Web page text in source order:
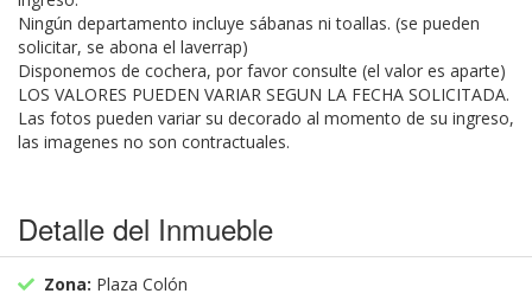
Ningún departamento incluye sábanas ni toallas. (se pueden
solicitar, se abona el laverrap)
Disponemos de cochera, por favor consulte (el valor es aparte)
LOS VALORES PUEDEN VARIAR SEGUN LA FECHA SOLICITADA.
Las fotos pueden variar su decorado al momento de su ingreso,
las imagenes no son contractuales.
Detalle del Inmueble
Zona: Plaza Colón